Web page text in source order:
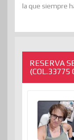
la que siempre
RESERVA
(COL.33775